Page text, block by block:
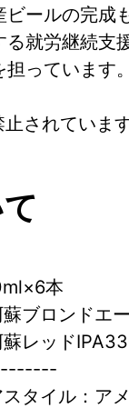
ールの完成
就労継続支
っています。
されています
本
蘇ブロンドエ
蘇レッド
スタイル：ア